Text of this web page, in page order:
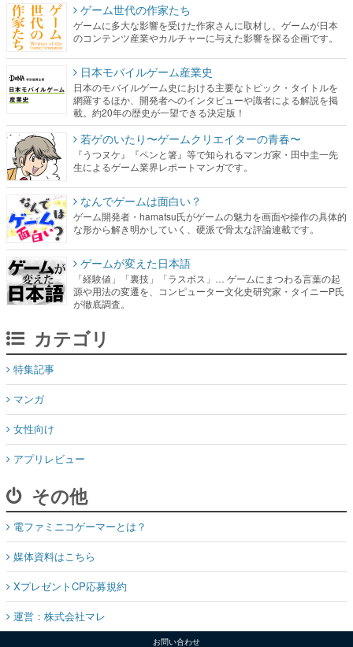
ゲーム世代の作家たち
ゲームに多大な影響を受けた作家さんに取材し、ゲームが日本
のコンテンツ産業やカルチャーに与えた影響を探る企画です。
日本モバイルゲーム産業史
日本のモバイルゲーム史における主要なトピック・タイトルを
網羅するほか、開発者へのインタビューや識者による解説を掲
載。約20年の歴史が一望できる決定版！
若ゲのいたり〜ゲームクリエイターの青春〜
『うつヌケ』『ペンと箸』等で知られるマンガ家・田中圭一先
生によるゲーム業界レポートマンガです。
なんでゲームは面白い？
ゲーム開発者・hamatsu氏がゲームの魅力を画面や操作の具体的
な形から解き明かしていく、硬派で骨太な評論連載です。
ゲームが変えた日本語
「経験値」「裏技」「ラスボス」… ゲームにまつわる言葉の起
源や用法の変遷を、コンピューター文化史研究家・タイニーP氏
が徹底調査。
カテゴリ
特集記事
マンガ
女性向け
アプリレビュー
その他
電ファミニコゲーマーとは？
媒体資料はこちら
XプレゼントCP応募規約
運営：株式会社マレ
お問い合わせ